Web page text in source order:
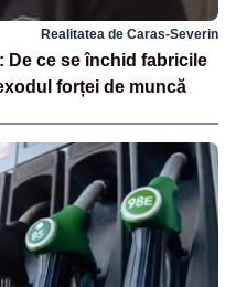
Realitatea de Caras-Severin
De ce se închid fabricile
forței de muncă